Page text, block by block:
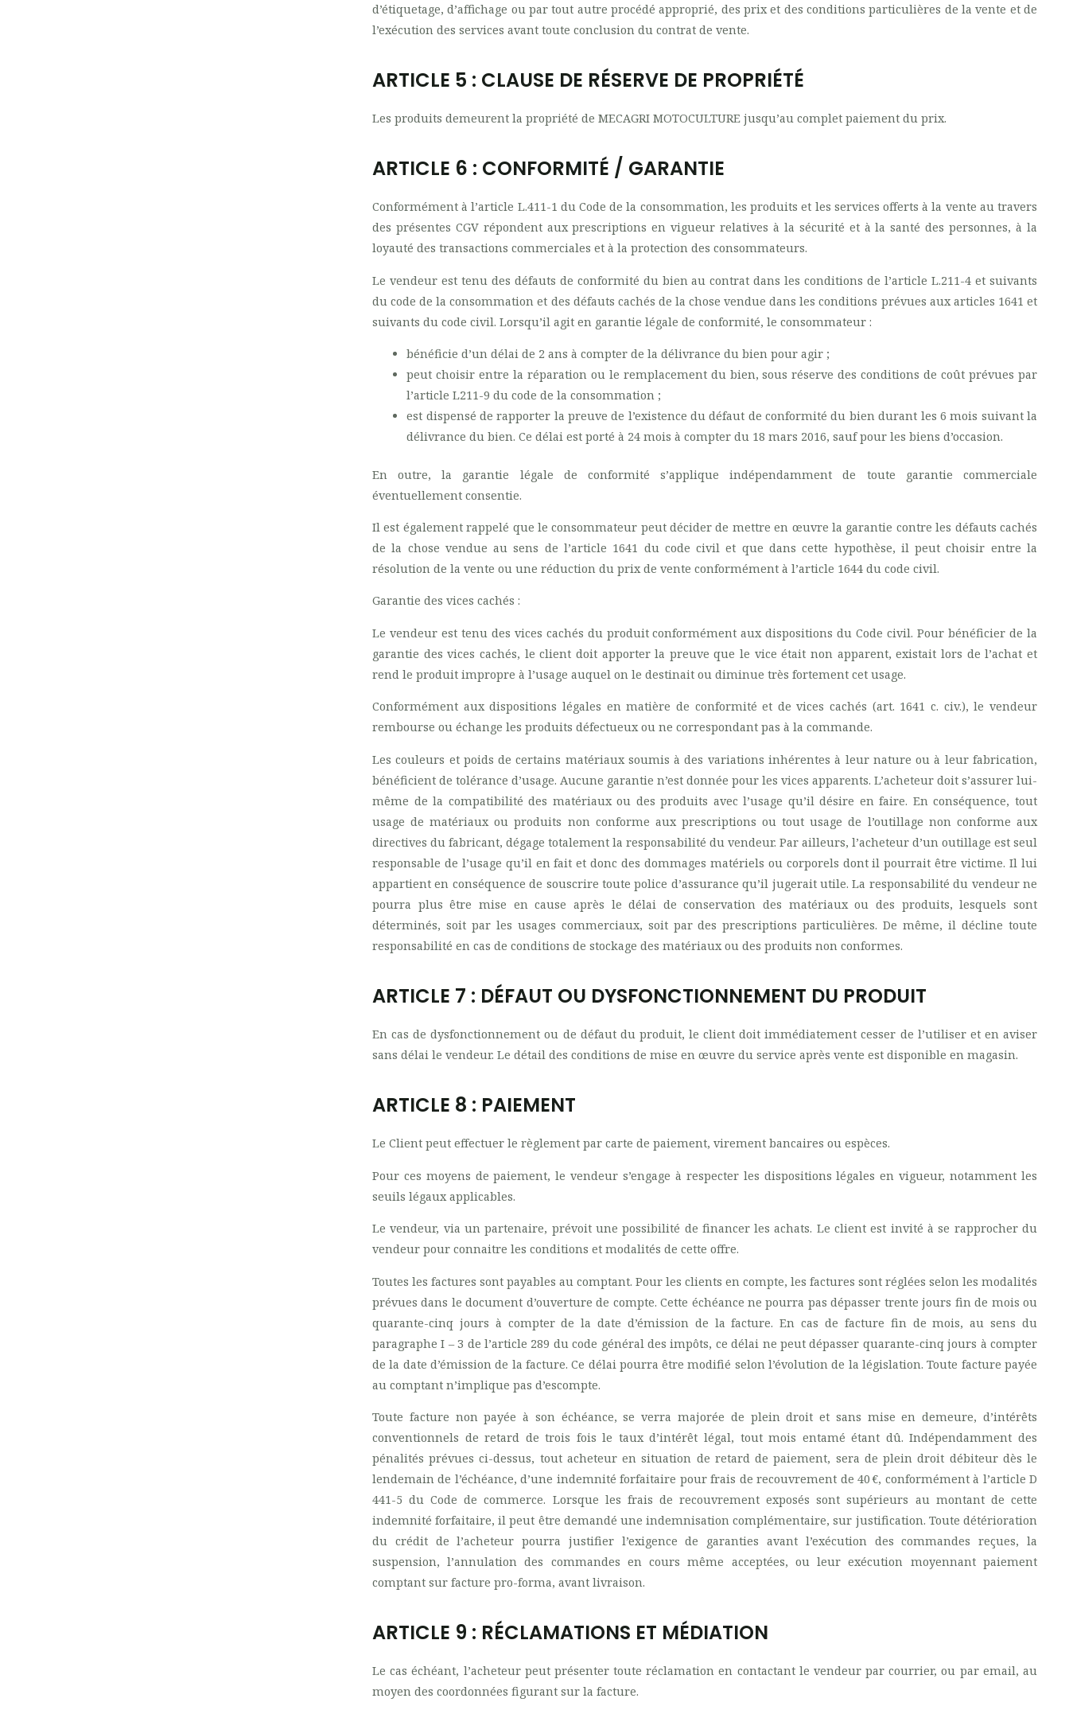
d’étiquetage, d’affichage ou par tout autre procédé approprié, des prix et des conditions particulières de la vente et de
l’exécution des services avant toute conclusion du contrat de vente.
ARTICLE 5 : CLAUSE DE RÉSERVE DE PROPRIÉTÉ
Les produits demeurent la propriété de MECAGRI MOTOCULTURE jusqu’au complet paiement du prix.
ARTICLE 6 : CONFORMITÉ / GARANTIE
Conformément à l’article L.411-1 du Code de la consommation, les produits et les services offerts à la vente au travers
des présentes CGV répondent aux prescriptions en vigueur relatives à la sécurité et à la santé des personnes, à la
loyauté des transactions commerciales et à la protection des consommateurs.
Le vendeur est tenu des défauts de conformité du bien au contrat dans les conditions de l’article L.211-4 et suivants
du code de la consommation et des défauts cachés de la chose vendue dans les conditions prévues aux articles 1641 et
suivants du code civil. Lorsqu’il agit en garantie légale de conformité, le consommateur :
bénéficie d’un délai de 2 ans à compter de la délivrance du bien pour agir ;
peut choisir entre la réparation ou le remplacement du bien, sous réserve des conditions de coût prévues par
l’article L211-9 du code de la consommation ;
est dispensé de rapporter la preuve de l’existence du défaut de conformité du bien durant les 6 mois suivant la
délivrance du bien. Ce délai est porté à 24 mois à compter du 18 mars 2016, sauf pour les biens d’occasion.
En outre, la garantie légale de conformité s’applique indépendamment de toute garantie commerciale
éventuellement consentie.
Il est également rappelé que le consommateur peut décider de mettre en œuvre la garantie contre les défauts cachés
de la chose vendue au sens de l’article 1641 du code civil et que dans cette hypothèse, il peut choisir entre la
résolution de la vente ou une réduction du prix de vente conformément à l’article 1644 du code civil.
Garantie des vices cachés :
Le vendeur est tenu des vices cachés du produit conformément aux dispositions du Code civil. Pour bénéficier de la
garantie des vices cachés, le client doit apporter la preuve que le vice était non apparent, existait lors de l’achat et
rend le produit impropre à l’usage auquel on le destinait ou diminue très fortement cet usage.
Conformément aux dispositions légales en matière de conformité et de vices cachés (art. 1641 c. civ.), le vendeur
rembourse ou échange les produits défectueux ou ne correspondant pas à la commande.
Les couleurs et poids de certains matériaux soumis à des variations inhérentes à leur nature ou à leur fabrication,
bénéficient de tolérance d’usage. Aucune garantie n’est donnée pour les vices apparents. L’acheteur doit s’assurer lui-
même de la compatibilité des matériaux ou des produits avec l’usage qu’il désire en faire. En conséquence, tout
usage de matériaux ou produits non conforme aux prescriptions ou tout usage de l’outillage non conforme aux
directives du fabricant, dégage totalement la responsabilité du vendeur. Par ailleurs, l’acheteur d’un outillage est seul
responsable de l’usage qu’il en fait et donc des dommages matériels ou corporels dont il pourrait être victime. Il lui
appartient en conséquence de souscrire toute police d’assurance qu’il jugerait utile. La responsabilité du vendeur ne
pourra plus être mise en cause après le délai de conservation des matériaux ou des produits, lesquels sont
déterminés, soit par les usages commerciaux, soit par des prescriptions particulières. De même, il décline toute
responsabilité en cas de conditions de stockage des matériaux ou des produits non conformes.
ARTICLE 7 : DÉFAUT OU DYSFONCTIONNEMENT DU PRODUIT
En cas de dysfonctionnement ou de défaut du produit, le client doit immédiatement cesser de l’utiliser et en aviser
sans délai le vendeur. Le détail des conditions de mise en œuvre du service après vente est disponible en magasin.
ARTICLE 8 : PAIEMENT
Le Client peut effectuer le règlement par carte de paiement, virement bancaires ou espèces.
Pour ces moyens de paiement, le vendeur s’engage à respecter les dispositions légales en vigueur, notamment les
seuils légaux applicables.
Le vendeur, via un partenaire, prévoit une possibilité de financer les achats. Le client est invité à se rapprocher du
vendeur pour connaitre les conditions et modalités de cette offre.
Toutes les factures sont payables au comptant. Pour les clients en compte, les factures sont réglées selon les modalités
prévues dans le document d’ouverture de compte. Cette échéance ne pourra pas dépasser trente jours fin de mois ou
quarante-cinq jours à compter de la date d’émission de la facture. En cas de facture fin de mois, au sens du
paragraphe I – 3 de l’article 289 du code général des impôts, ce délai ne peut dépasser quarante-cinq jours à compter
de la date d’émission de la facture. Ce délai pourra être modifié selon l’évolution de la législation. Toute facture payée
au comptant n’implique pas d’escompte.
Toute facture non payée à son échéance, se verra majorée de plein droit et sans mise en demeure, d’intérêts
conventionnels de retard de trois fois le taux d’intérêt légal, tout mois entamé étant dû. Indépendamment des
pénalités prévues ci-dessus, tout acheteur en situation de retard de paiement, sera de plein droit débiteur dès le
lendemain de l’échéance, d’une indemnité forfaitaire pour frais de recouvrement de 40 €, conformément à l’article D
441-5 du Code de commerce. Lorsque les frais de recouvrement exposés sont supérieurs au montant de cette
indemnité forfaitaire, il peut être demandé une indemnisation complémentaire, sur justification. Toute détérioration
du crédit de l’acheteur pourra justifier l’exigence de garanties avant l’exécution des commandes reçues, la
suspension, l’annulation des commandes en cours même acceptées, ou leur exécution moyennant paiement
comptant sur facture pro-forma, avant livraison.
ARTICLE 9 : RÉCLAMATIONS ET MÉDIATION
Le cas échéant, l’acheteur peut présenter toute réclamation en contactant le vendeur par courrier, ou par email, au
moyen des coordonnées figurant sur la facture.